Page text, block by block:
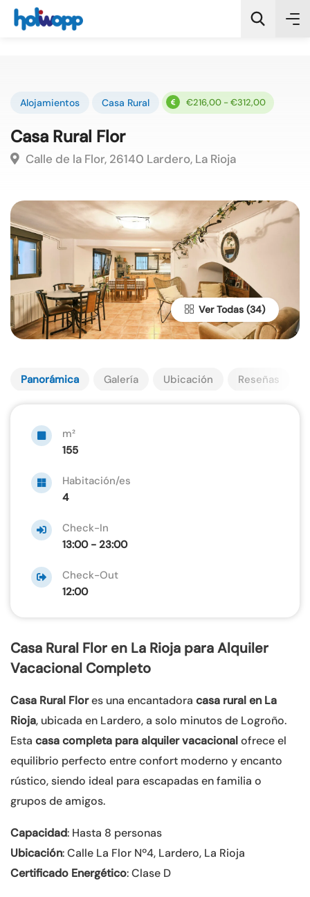
Alojamientos Casa Rural €216,00 - €312,00
Casa Rural Flor
Calle de la Flor, 26140 Lardero, La Rioja
Ver Todas
Panorámica Galería Ubicación Reseñas
m²
155
Habitación/es
4
Check-In
13:00 - 23:00
Check-Out
12:00
Casa Rural Flor en La Rioja para Alquiler
Vacacional Completo
Casa Rural Flores una encantadora casa rural en La
Rioja, ubicada en Lardero, a solo minutos de Logroño.
Esta casa completa para alquiler vacacionalofrece el
equilibrio perfecto entre confort moderno y encanto
rústico, siendo ideal para escapadas en familia o
grupos de amigos.
Capacidad: Hasta 8 personas
Ubicación: Calle La Flor Nº4, Lardero, La Rioja
Certificado Energético: Clase D